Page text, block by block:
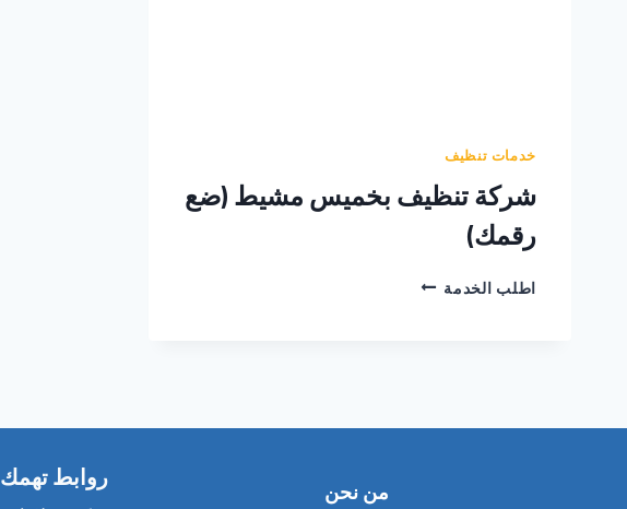
خدمات تنظيف
شركة تنظيف بخميس مشيط (ضع
رقمك)
اطلب الخدمة شركة
من نحن روابط تهمك